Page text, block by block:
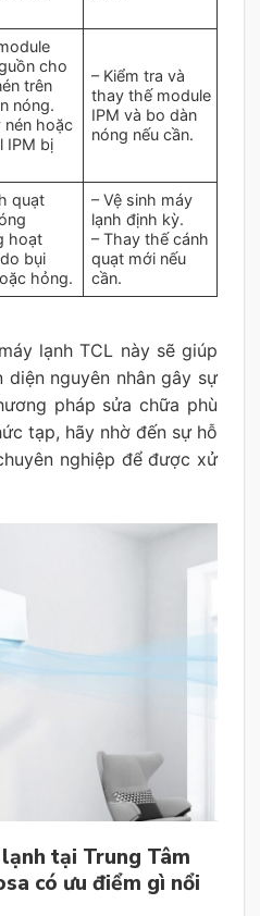
cho
trên
nóng.
nén hoặc
IPM bị
– Kiểm tra và
thay thế module
IPM và bo dàn
nóng nếu cần.
quạt
hoạt
bụi
hỏng.
– Vệ sinh máy
lạnh định kỳ.
– Thay thế cánh
quạt mới nếu
cần.
lạnh TCL này sẽ giúp
diện nguyên nhân gây sự
pháp sửa chữa phù
tạp, hãy nhờ đến sự hỗ
nghiệp để được xử
tại Trung Tâm
có ưu điểm gì nổi